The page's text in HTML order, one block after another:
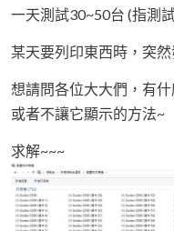
一天測試30~50台 (指測
某天要列印東西時，突
想請問各位大大們，有
或者不讓它顯示的方法~
求解~~~